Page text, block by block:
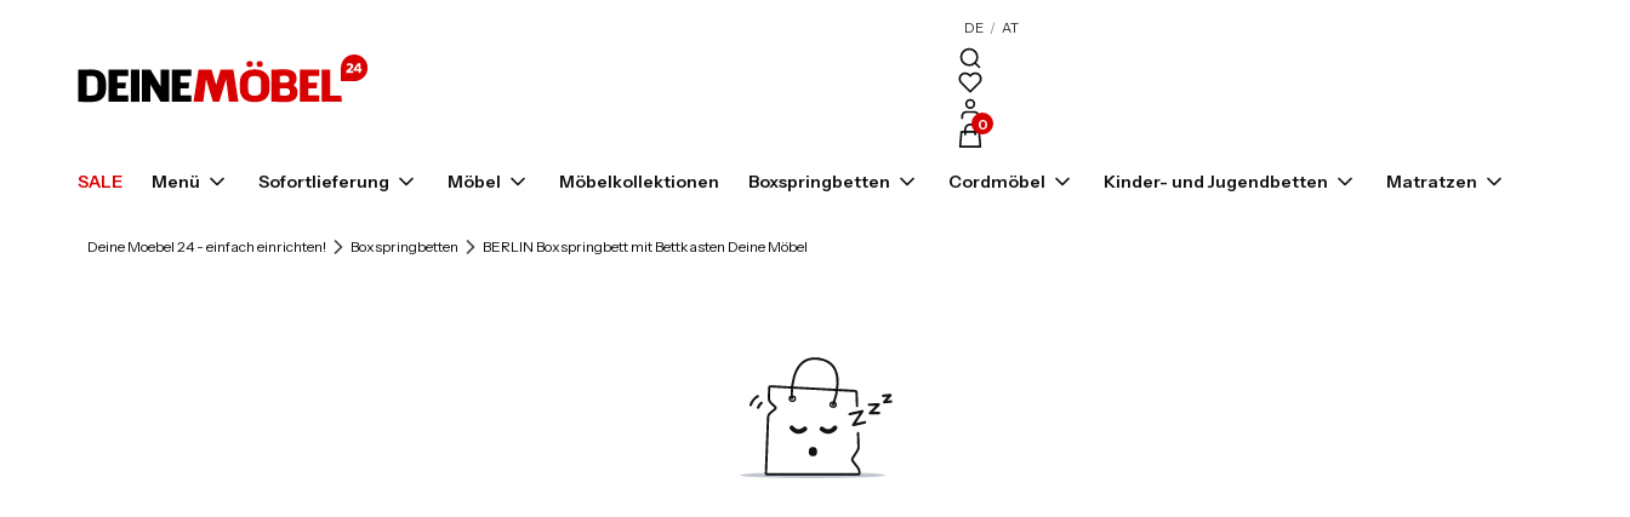
DE / AT
Produkte im Warenkorb: 0. Details anzeigen
SALE Menü Sofortlieferung Möbel Möbelkollektionen Boxspringbetten Cordmöbel Kinder- und Jugendbetten Matratzen
Deine Moebel 24 - einfach einrichten! Boxspringbetten BERLIN Boxspringbett mit Bettkasten Deine Möbel